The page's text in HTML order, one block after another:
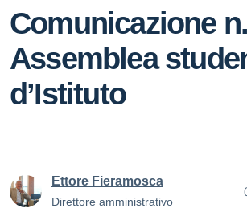
Comunicazione
Assemblea
d’Istituto
Ettore Fieramosca
Direttore amministrativo